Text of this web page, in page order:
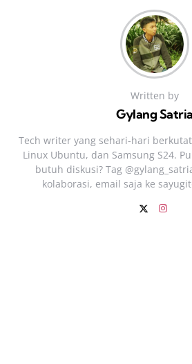
Written by
Gylang Satria
Tech writer yang sehari‑hari
Linux Ubuntu, dan Samsung S24.
butuh diskusi? Tag
kolaborasi, email saja ke